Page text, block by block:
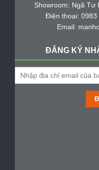
Showroom: Ngã Tư
Điện thoại: 0983
Email:
ĐĂNG KÝ